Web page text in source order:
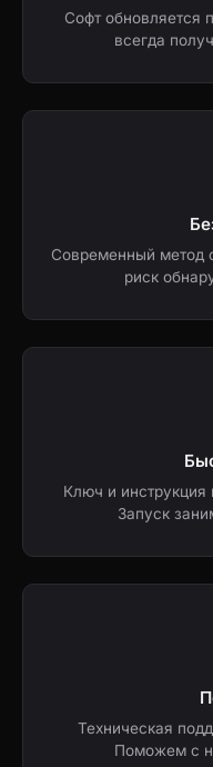
Софт обновляется
всегда
Современный метод
риск
Ключ и инструкция
Запуск
Техническая
Поможем с